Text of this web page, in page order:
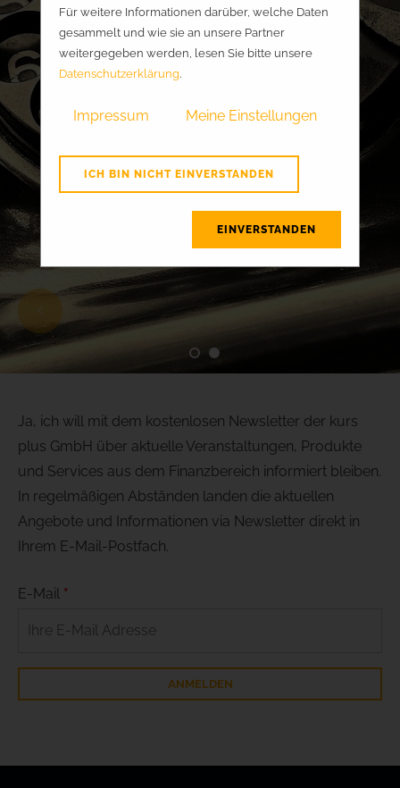
1 2
Ja, ich will mit dem kostenlosen Newsletter der kurs
plus GmbH über aktuelle Veranstaltungen, Produkte
und Services aus dem Finanzbereich informiert bleiben.
In regelmäßigen Abständen landen die aktuellen
Angebote und Informationen via Newsletter direkt in
Ihrem E-Mail-Postfach.
E-Mail *
Für weitere Informationen darüber, welche Daten
gesammelt und wie sie an unsere Partner
weitergegeben werden, lesen Sie bitte unsere
Datenschutzerklärung.
Impressum Meine Einstellungen
ICH BIN NICHT EINVERSTANDEN
EINVERSTANDEN